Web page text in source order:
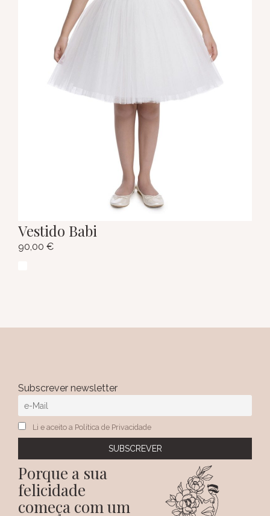
Vestido Babi
90,00 €
Subscrever newsletter
Li e aceito a Política de Privacidade
Porque a sua
felicidade
começa com um